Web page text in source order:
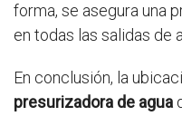
forma, se asegura una
en todas las salidas de
En conclusión, la
presurizadora de agua